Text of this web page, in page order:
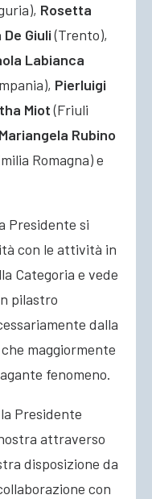
Rosetta
De Giuli(Trento),
Labianca
Pierluigi
Miot(Friuli
Mariangela Rubino
Romagna) e
Presidente si
con le attività in
Categoria e vede
pilastro
dalla
maggiormente
fenomeno.
Presidente
attraverso
disposizione da
con